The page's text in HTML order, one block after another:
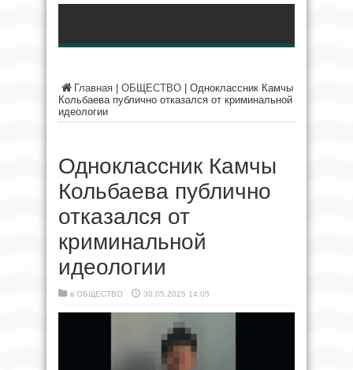
Главная ОБЩЕСТВО
Одноклассник Камчы
Кольбаева публично отказался от криминальной
идеологии
Одноклассник Камчы
Кольбаева публично
отказался от
криминальной
идеологии
в ОБЩЕСТВО 30.05.2025 14:05